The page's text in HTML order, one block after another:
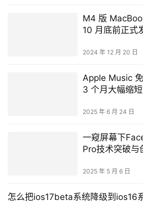
M4 版
10 月底前正式
2024 年 12 月 20 日
Apple Music
3 个月大幅缩
2025 年 6 月 24 日
一窥屏幕下
Pro技术突破与
2025 年 5 月 6 日
怎么把ios17beta系统降级到ios16